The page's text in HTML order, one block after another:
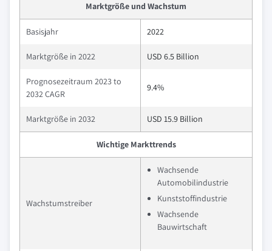
Marktgröße und Wachstum
Basisjahr 2022
Marktgröße in 2022 USD 6.5 Billion
Prognosezeitraum 2023 to
2032 CAGR
9.4%
Marktgröße in 2032 USD 15.9 Billion
Wichtige Markttrends
Wachstumstreiber
Wachsende
Automobilindustrie
Kunststoffindustrie
Wachsende
Bauwirtschaft